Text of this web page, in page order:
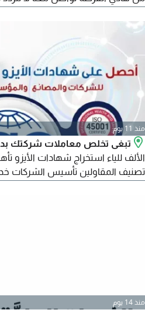
نخدم جميع مناطق المملكة الرياض
والمسوقين العقاريين بعمولات ممتازة
منذ 11 يوم
تبغى تخلص معاملات شركتك
الألف للياء استخراج شهادات الأيزو
تصنيف المقاولين تأسيس الشركات
منذ 14 يوم